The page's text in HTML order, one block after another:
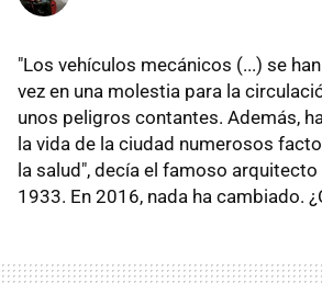
"Los vehículos mecánicos (...) se
vez en una molestia para la
unos peligros contantes. Además,
la vida de la ciudad numerosos
la salud", decía el famoso
1933. En 2016, nada ha cambiado.